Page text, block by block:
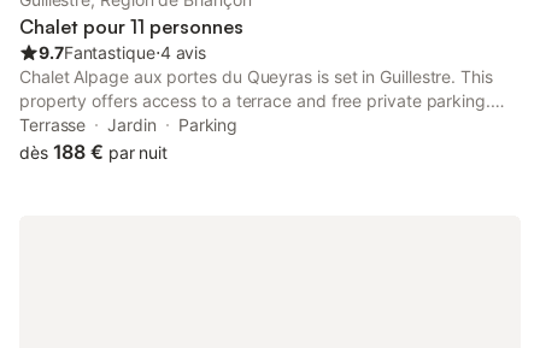
Chalet pour 11 personnes
9.7Fantastique⋅4 avis
Chalet Alpage aux portes du Queyras is set in Guillestre. This
property offers access to a terrace and free private parking.
The property is non-smoking and is situated 32 km from La
Forêt Blanche.
Terrasse Jardin
Parking
dès 188 € par nuit